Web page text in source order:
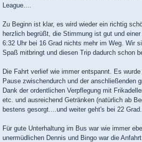
League....
Zu Beginn ist klar, es wird wieder ein richtig
herzlich begrüßt, die Stimmung ist gut und
6:32 Uhr bei 16 Grad nichts mehr im Weg. Wir
Spaß mitbringt und diesen Trip dadurch schon
Die Fahrt verlief wie immer entspannt. Es
Pause zwischendurch und der anschließenden
Dank der ordentlichen Verpflegung mit
etc. und ausreichend Getränken (natürlich ab
bestens gesorgt....und weiter geht's bei 22 Grad.
Für gute Unterhaltung im Bus war wie immer
unermüdlichen Dennis und Bingo war die